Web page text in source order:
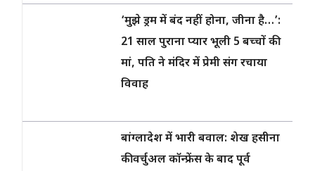
‘मुझे ड्रम में बंद नहीं होना, जीना है…’:
21 साल पुराना प्यार भूली 5 बच्चों की
मां, पति ने मंदिर में प्रेमी संग रचाया
विवाह
बांग्लादेश में भारी बवाल: शेख हसीना
की वर्चुअल कॉन्फ्रेंस के बाद पूर्व